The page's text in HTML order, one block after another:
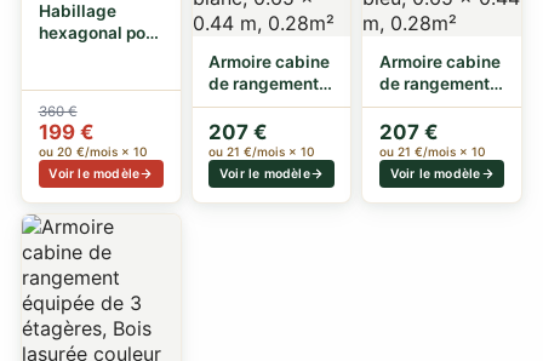
Habillage
hexagonal pour
360 €
199 €
ou 20 €/mois × 10
Voir le modèle
Armoire cabine
de rangement
équipée de 3
étagères, B…
207 €
ou 21 €/mois × 10
Voir le modèle
Armoire cabine
de rangement
équipée de 3
étagères, B…
207 €
ou 21 €/mois × 10
Voir le modèle